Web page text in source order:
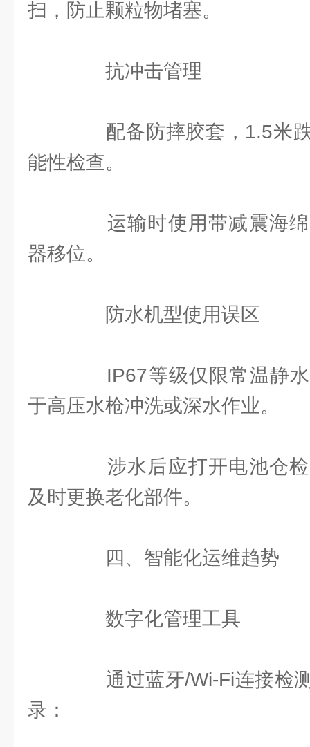
扫，防止颗粒物堵塞。
抗冲击管理
配备防摔胶套，1.5米跌
能性检查。
运输时使用带减震海绵
器移位。
防水机型使用误区
IP67等级仅限常温静水
于高压水枪冲洗或深水作业。
涉水后应打开电池仓检
及时更换老化部件。
四、智能化运维趋势
数字化管理工具
通过蓝牙/Wi-Fi连接检测
录：